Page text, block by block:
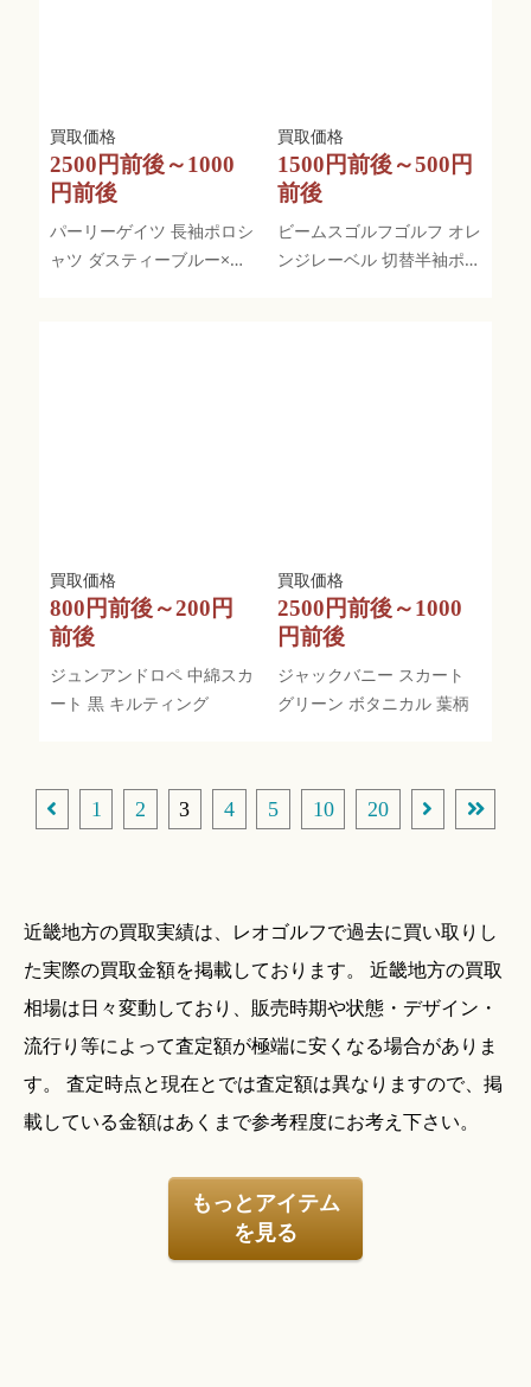
2500円前後～1000
円前後
パーリーゲイツ 長袖ポロシ
ャツ ダスティーブルー×イ
1500円前後～500円
前後
ビームスゴルフゴルフ オレ
ンジレーベル 切替半袖ポロ
800円前後～200円
前後
ジュンアンドロペ 中綿スカ
ート 黒 キルティング
2500円前後～1000
円前後
ジャックバニー スカート
グリーン ボタニカル 葉柄
1 2 3 4 5 10 20
近畿地方の買取実績は、レオゴルフで過去に買い取りし
た実際の買取金額を掲載しております。 近畿地方の買取
相場は日々変動しており、販売時期や状態・デザイン・
流行り等によって査定額が極端に安くなる場合がありま
す。 査定時点と現在とでは査定額は異なりますので、掲
載している金額はあくまで参考程度にお考え下さい。
もっとアイテム
を見る